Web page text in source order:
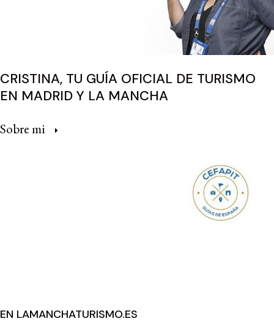
CRISTINA, TU GUÍA OFICIAL DE TURISMO
EN MADRID Y LA MANCHA
Sobre mi
EN LAMANCHATURISMO.ES